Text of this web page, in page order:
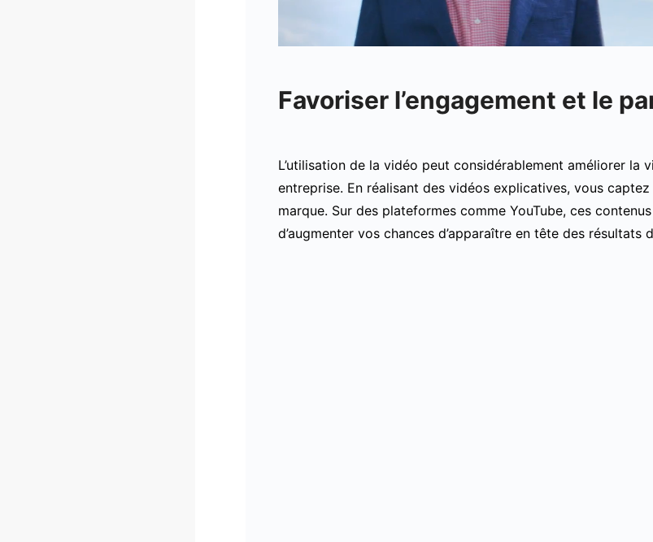
Favoriser l’engagement et le
L’utilisation de la vidéo peut considérablement améliorer
entreprise. En réalisant des vidéos explicatives, vous
marque. Sur des plateformes comme YouTube, ces
d’augmenter vos chances d’apparaître en tête des